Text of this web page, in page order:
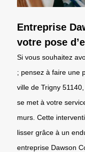
Entreprise
votre pose
Si vous souhaitez
; pensez à faire une
ville de Trigny
se met à votre
murs. Cette
lisser grâce à un
entreprise Dawson